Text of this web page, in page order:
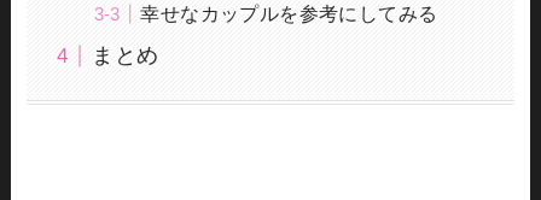
幸せなカップルを参考にしてみる
まとめ